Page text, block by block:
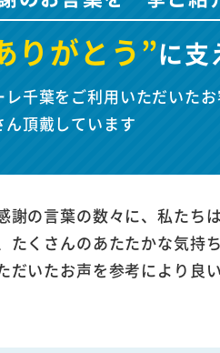
りがとう”に支
千葉をご利用いただいた
頂戴しています
謝の言葉の数々に、私たち
たくさんのあたたかな気持
だいたお声を参考により良